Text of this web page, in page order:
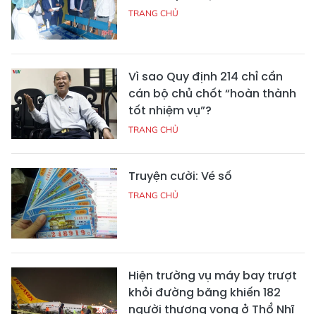
TRANG CHỦ
Vì sao Quy định 214 chỉ cần
cán bộ chủ chốt “hoàn thành
tốt nhiệm vụ”?
TRANG CHỦ
Truyện cười: Vé số
TRANG CHỦ
Hiện trường vụ máy bay trượt
khỏi đường băng khiến 182
người thương vong ở Thổ Nhĩ